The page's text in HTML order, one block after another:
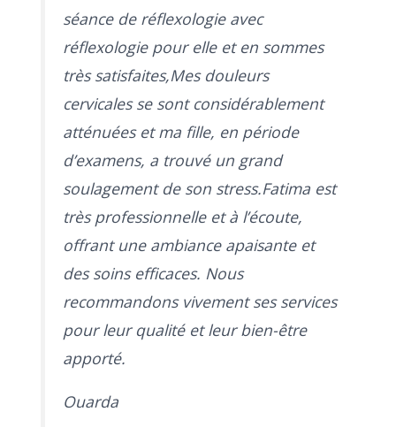
séance de réflexologie avec
réflexologie pour elle et en sommes
très satisfaites,Mes douleurs
cervicales se sont considérablement
atténuées et ma fille, en période
d’examens, a trouvé un grand
soulagement de son stress.Fatima est
très professionnelle et à l’écoute,
offrant une ambiance apaisante et
des soins efficaces. Nous
recommandons vivement ses services
pour leur qualité et leur bien-être
apporté.
Ouarda